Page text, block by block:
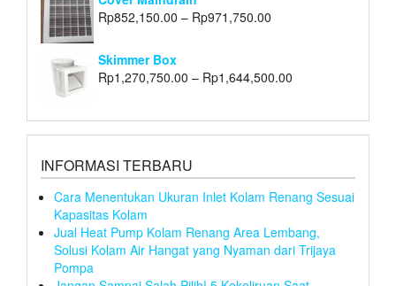
Rp852,150.00 – Rp971,750.00
Skimmer Box
Rp1,270,750.00 – Rp1,644,500.00
INFORMASI TERBARU
Cara Menentukan Ukuran Inlet Kolam Renang Sesuai
Kapasitas Kolam
Jual Heat Pump Kolam Renang Area Lembang,
Solusi Kolam Air Hangat yang Nyaman dari Trijaya
Pompa